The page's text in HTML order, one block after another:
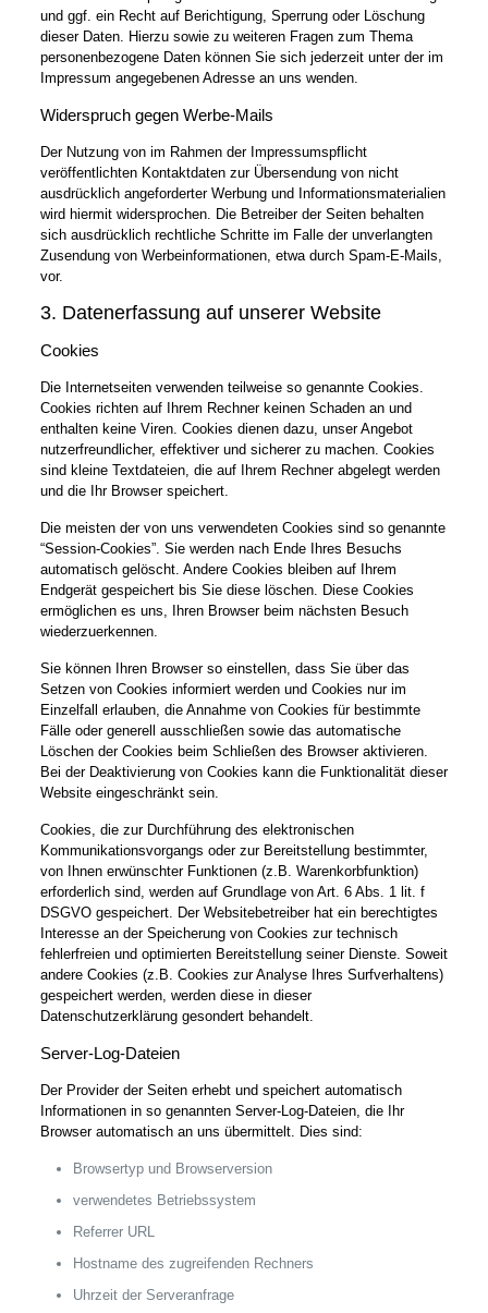
und ggf. ein Recht auf Berichtigung, Sperrung oder Löschung
dieser Daten. Hierzu sowie zu weiteren Fragen zum Thema
personenbezogene Daten können Sie sich jederzeit unter der im
Impressum angegebenen Adresse an uns wenden.
Widerspruch gegen Werbe-Mails
Der Nutzung von im Rahmen der Impressumspflicht
veröffentlichten Kontaktdaten zur Übersendung von nicht
ausdrücklich angeforderter Werbung und Informationsmaterialien
wird hiermit widersprochen. Die Betreiber der Seiten behalten
sich ausdrücklich rechtliche Schritte im Falle der unverlangten
Zusendung von Werbeinformationen, etwa durch Spam-E-Mails,
vor.
3. Datenerfassung auf unserer Website
Cookies
Die Internetseiten verwenden teilweise so genannte Cookies.
Cookies richten auf Ihrem Rechner keinen Schaden an und
enthalten keine Viren. Cookies dienen dazu, unser Angebot
nutzerfreundlicher, effektiver und sicherer zu machen. Cookies
sind kleine Textdateien, die auf Ihrem Rechner abgelegt werden
und die Ihr Browser speichert.
Die meisten der von uns verwendeten Cookies sind so genannte
“Session-Cookies”. Sie werden nach Ende Ihres Besuchs
automatisch gelöscht. Andere Cookies bleiben auf Ihrem
Endgerät gespeichert bis Sie diese löschen. Diese Cookies
ermöglichen es uns, Ihren Browser beim nächsten Besuch
wiederzuerkennen.
Sie können Ihren Browser so einstellen, dass Sie über das
Setzen von Cookies informiert werden und Cookies nur im
Einzelfall erlauben, die Annahme von Cookies für bestimmte
Fälle oder generell ausschließen sowie das automatische
Löschen der Cookies beim Schließen des Browser aktivieren.
Bei der Deaktivierung von Cookies kann die Funktionalität dieser
Website eingeschränkt sein.
Cookies, die zur Durchführung des elektronischen
Kommunikationsvorgangs oder zur Bereitstellung bestimmter,
von Ihnen erwünschter Funktionen (z.B. Warenkorbfunktion)
erforderlich sind, werden auf Grundlage von Art. 6 Abs. 1 lit. f
DSGVO gespeichert. Der Websitebetreiber hat ein berechtigtes
Interesse an der Speicherung von Cookies zur technisch
fehlerfreien und optimierten Bereitstellung seiner Dienste. Soweit
andere Cookies (z.B. Cookies zur Analyse Ihres Surfverhaltens)
gespeichert werden, werden diese in dieser
Datenschutzerklärung gesondert behandelt.
Server-Log-Dateien
Der Provider der Seiten erhebt und speichert automatisch
Informationen in so genannten Server-Log-Dateien, die Ihr
Browser automatisch an uns übermittelt. Dies sind:
Browsertyp und Browserversion
verwendetes Betriebssystem
Referrer URL
Hostname des zugreifenden Rechners
Uhrzeit der Serveranfrage